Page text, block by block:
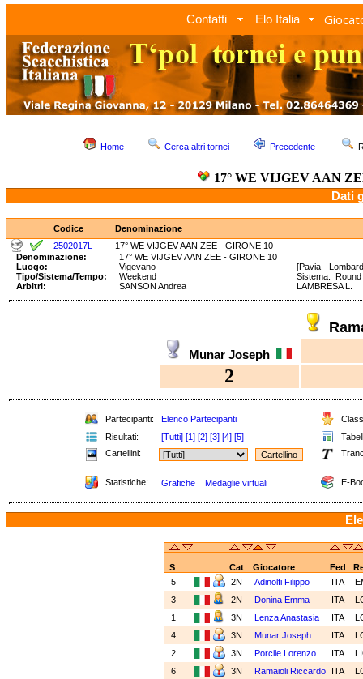
Contatti Elo Italia
Home Cerca altri tornei Precedente
17° WE VIJGEV AAN
Dati
Codice
Denominazione
2502017L
17° WE VIJGEV AAN ZEE - GIRONE 10
Denominazione:
17° WE VIJGEV AAN ZEE - GIRONE 10
Luogo:
Vigevano
[Pavia -
Tipo/Sistema/Tempo:
Weekend
Sistema:
Arbitri:
SANSON Andrea LAMBRESA L.
Munar Joseph
2
Partecipanti: Elenco Partecipanti
Risultati:
[Tutti] [1] [2] [3] [4] [5]
Cartellini:
Statistiche: Grafiche Medaglie virtuali E-
S Cat Giocatore Fed
5
2N Adinolfi Filippo ITA
3
2N Donina Emma ITA
1
3N Lenza Anastasia ITA
4
3N Munar Joseph ITA
2
3N Porcile Lorenzo ITA
6
3N Ramaioli Riccardo ITA